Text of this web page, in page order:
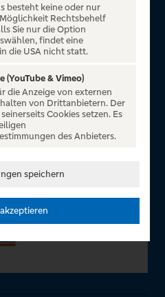
Banken. Auf unserem
Tickets für atemberaubende
die Fußball-Bundesliga sowie
Europa League.
besteht keine oder nur
Rechtsbehelf
Sie nur die Option
findet eine
die USA nicht statt.
(YouTube & Vimeo)
die Anzeige von externen
von Drittanbietern. Der
Cookies setzen. Es
des Anbieters.
speichern